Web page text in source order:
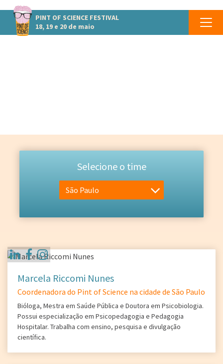
PINT OF SCIENCE FESTIVAL
18, 19 e 20 de maio
Selecione o time
São Paulo
Marcela Riccomi Nunes
Coordenadora do Pint of Science na cidade de São Paulo
Bióloga, Mestra em Saúde Pública e Doutora em Psicobiologia.
Possui especialização em Psicopedagogia e Pedagogia
Hospitalar. Trabalha com ensino, pesquisa e divulgação
científica.